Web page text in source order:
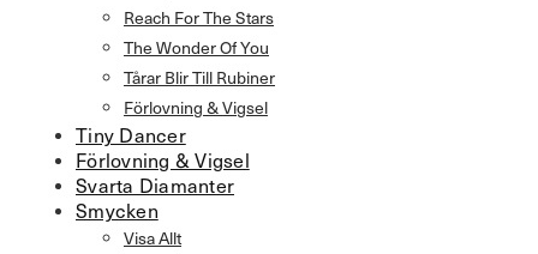
Reach For The Stars
The Wonder Of You
Tårar Blir Till Rubiner
Förlovning & Vigsel
Tiny Dancer
Förlovning & Vigsel
Svarta Diamanter
Smycken
Visa Allt